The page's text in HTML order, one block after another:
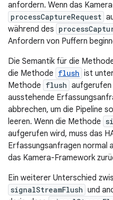
anfordern. Wenn das
processCaptureRequest
während des
Anfordern von Puffern
Die Semantik für die
die Methode flush ist
Methode flush aufgerufen
ausstehende
abbrechen, um die Pipeline
leeren. Wenn die Methode
aufgerufen wird, muss das
Erfassungsanfragen normal
das Kamera-Framework
Ein weiterer Unterschied
signalStreamFlush und